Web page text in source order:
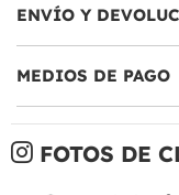
ENVÍO Y
MEDIOS DE PAGO
FOTOS DE